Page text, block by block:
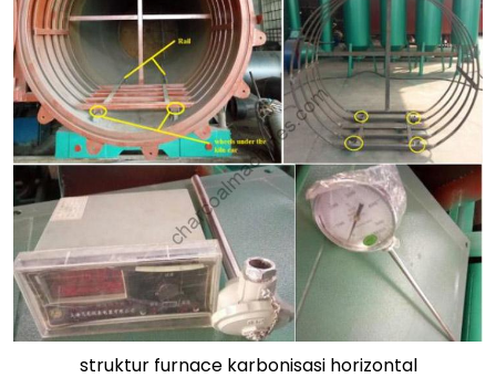
struktur furnace karbonisasi horizontal